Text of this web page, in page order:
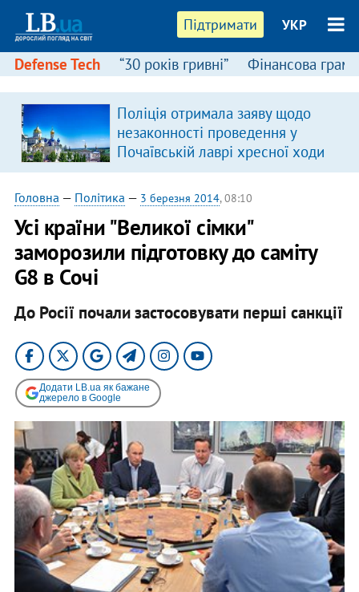
Підтримати УКР
Defense Tech “30 років гривні” Фінансова
Поліція отримала заяву щодо
незаконності проведення у
Почаївській лаврі хресної ходи
Головна — Політика — 3 березня 2014, 08:10
Усі країни "Великої сімки"
заморозили підготовку до саміту
G8 в Сочі
До Росії почали застосовувати перші санкції
Додати LB.ua як бажане
джерело в Google